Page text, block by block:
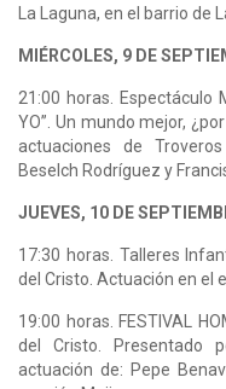
La Laguna, en el barrio de
MIÉRCOLES, 9 DE
21:00 horas. Espectáculo
YO”. Un mundo mejor,
actuaciones de
Beselch Rodríguez y
JUEVES, 10 DE
17:30 horas. Talleres
del Cristo. Actuación en el
19:00 horas. FESTIVAL
del Cristo. Presentado
actuación de: Pepe